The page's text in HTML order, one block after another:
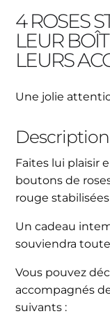
4 ROSES
LEUR
LEURS
Une jolie
Description
Faites lui plaisir
boutons de
rouge
Un cadeau
souviendra
Vous pouvez
accompagnés
suivants :